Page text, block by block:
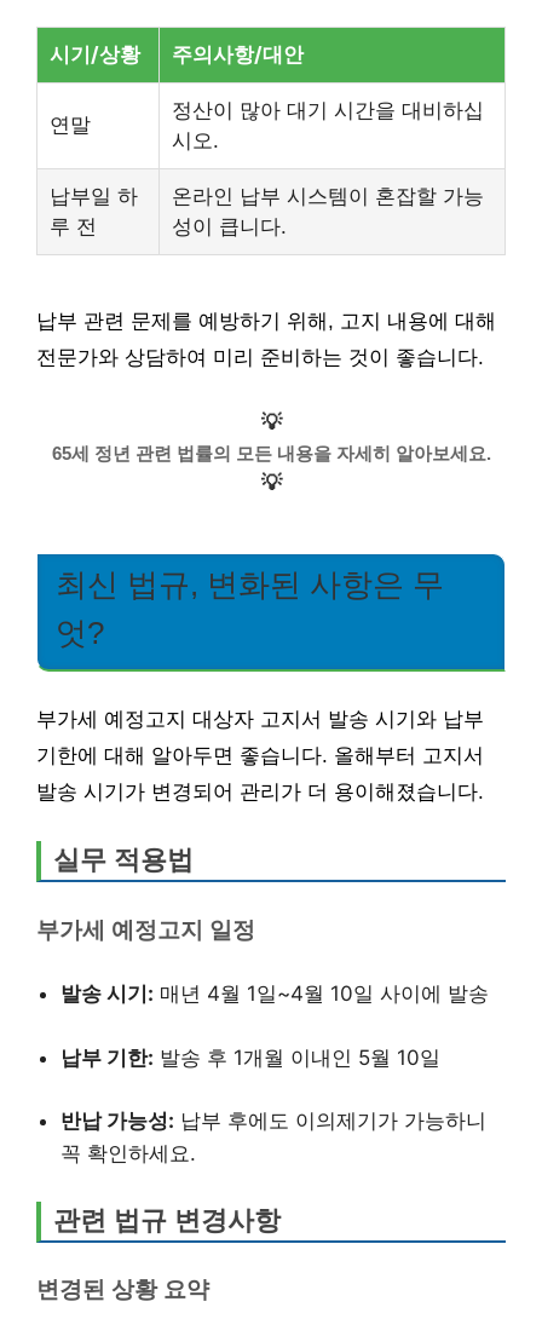
시기/상황 주의사항/대안
연말
정산이 많아 대기 시간을 대비하십
시오.
납부일 하
루 전
온라인 납부 시스템이 혼잡할 가능
성이 큽니다.
납부 관련 문제를 예방하기 위해, 고지 내용에 대해
전문가와 상담하여 미리 준비하는 것이 좋습니다.
💡
65세 정년 관련 법률의 모든 내용을 자세히 알아보세요.
💡
최신 법규, 변화된 사항은 무
엇?
부가세 예정고지 대상자 고지서 발송 시기와 납부
기한에 대해 알아두면 좋습니다. 올해부터 고지서
발송 시기가 변경되어 관리가 더 용이해졌습니다.
실무 적용법
부가세 예정고지 일정
발송 시기: 매년 4월 1일~4월 10일 사이에 발송
납부 기한: 발송 후 1개월 이내인 5월 10일
반납 가능성: 납부 후에도 이의제기가 가능하니
꼭 확인하세요.
관련 법규 변경사항
변경된 상황 요약